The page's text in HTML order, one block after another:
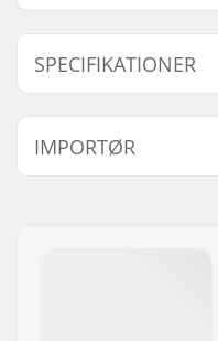
SPECIFIKATIONER
Antal tænder:
Tandhjuls montering:
Vægt:
IMPORTØR